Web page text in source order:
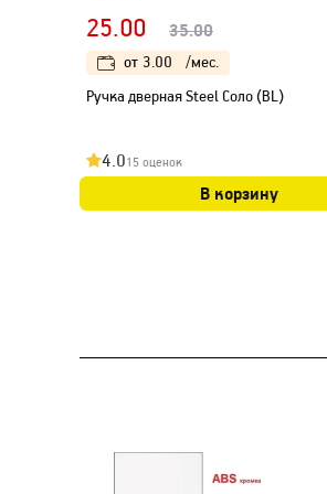
25.00 35.00
от 3.00
/мес.
Ручка дверная Steel Соло (BL)
4.015 оценок
В корзину